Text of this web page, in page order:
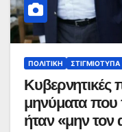
ΠΟΛΙΤΙΚΉ ΣΤΙΓΜΙΌΤΥΠΑ
Κυβερνητικές
μηνύματα που
ήταν «μην τον